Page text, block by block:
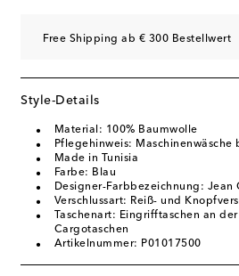
Free Shipping ab € 300 Bestellwert
Style-Details
Material: 100% Baumwolle
Pflegehinweis: Maschinenwäsche
Made in Tunisia
Farbe: Blau
Designer-Farbbezeichnung: Jean
Verschlussart: Reiß- und
Taschenart: Eingrifftaschen an
Cargotaschen
Artikelnummer: P01017500